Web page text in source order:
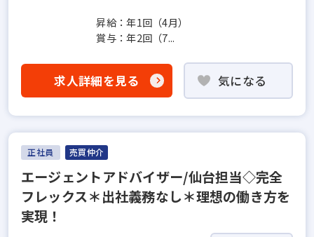
昇給：年1回（4月）
賞与：年2回（7...
求人詳細を見る 気になる
正社員 売買仲介
エージェントアドバイザー/仙台担当◇完全
フレックス＊出社義務なし＊理想の働き方を
実現！